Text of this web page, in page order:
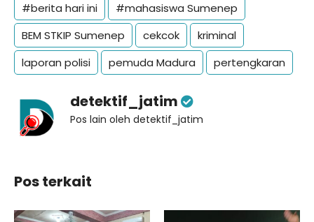
#berita hari ini
#mahasiswa Sumenep
BEM STKIP Sumenep
cekcok
kriminal
laporan polisi
pemuda Madura pertengkaran
detektif_jatim
Pos lain oleh detektif_jatim
Pos terkait